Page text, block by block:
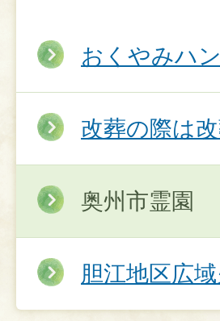
おくやみハ
改葬の際は
奥州市霊園
胆江地区広